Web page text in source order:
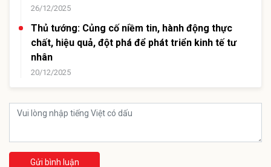
26/12/2025
Thủ tướng: Củng cố niềm tin, hành động thực
chất, hiệu quả, đột phá để phát triển kinh tế tư
nhân
20/12/2025
Gửi bình luận